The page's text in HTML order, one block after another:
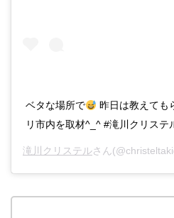
ベタな場所で
昨日は教えても
リ市内を取材^_^ #滝川クリステ
滝川クリステルさん